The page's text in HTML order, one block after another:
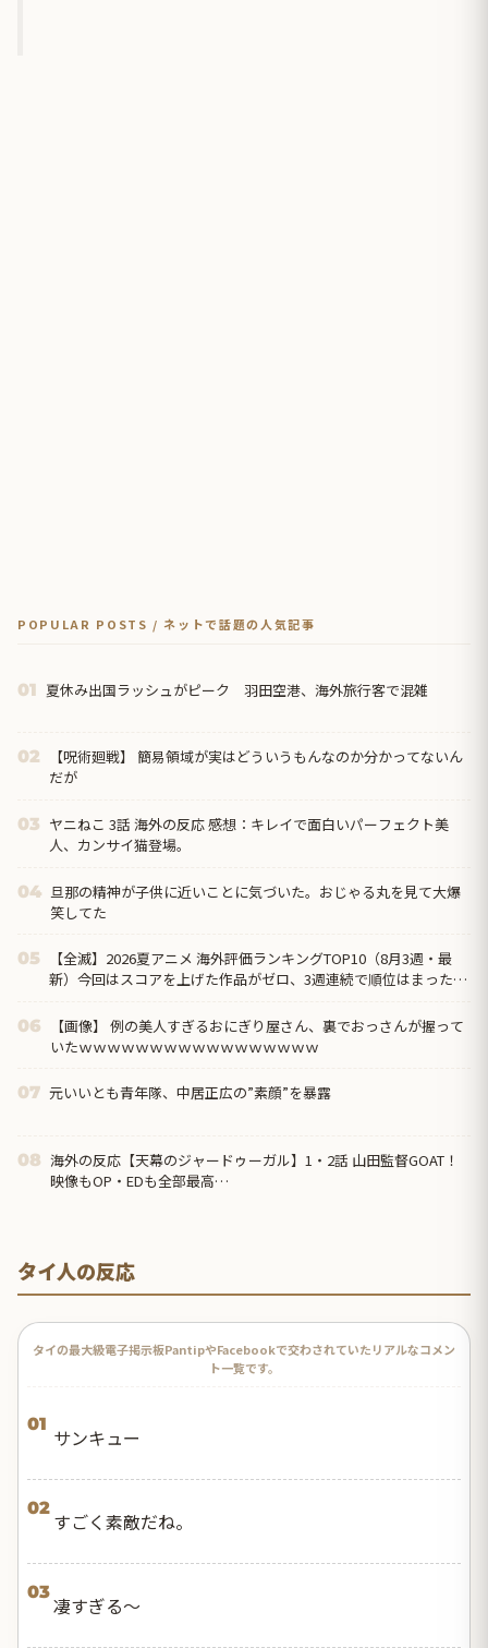
POPULAR POSTS / ネットで話題の人気記事
01 夏休み出国ラッシュがピーク 羽田空港、海外旅行客で混雑
02
【呪術廻戦】 簡易領域が実はどういうもんなのか分かってないん
だが
03 ヤニねこ 3話 海外の反応 感想：キレイで面白いパーフェクト美
人、カンサイ猫登場。
04 旦那の精神が子供に近いことに気づいた。おじゃる丸を見て大爆
笑してた
05
【全滅】2026夏アニメ 海外評価ランキングTOP10（8月3週・最
新）今回はスコアを上げた作品がゼロ、3週連続で順位はまったく
06
【画像】 例の美人すぎるおにぎり屋さん、裏でおっさんが握って
いたｗｗｗｗｗｗｗｗｗｗｗｗｗｗｗｗｗ
07 元いいとも青年隊、中居正広の”素顔”を暴露
08 海外の反応【天幕のジャードゥーガル】1・2話 山田監督GOAT！
映像もOP・EDも全部最高…
タイ人の反応
タイの最大級電子掲示板PantipやFacebookで交わされていたリアルなコメン
ト一覧です。
01
サンキュー
02
すごく素敵だね。
03
凄すぎる〜